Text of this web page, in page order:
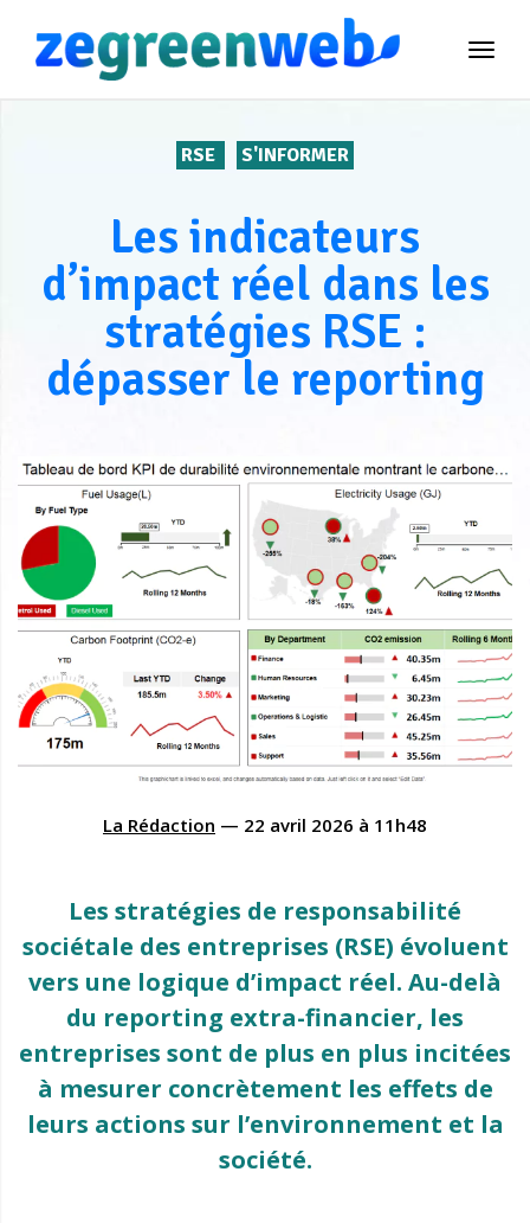
RSE S'INFORMER
Les indicateurs
d’impact réel dans les
stratégies RSE :
dépasser le reporting
La Rédaction — 22 avril 2026 à 11h48
Les stratégies de responsabilité
sociétale des entreprises (RSE) évoluent
vers une logique d’impact réel. Au-delà
du reporting extra-financier, les
entreprises sont de plus en plus incitées
à mesurer concrètement les effets de
leurs actions sur l’environnement et la
société.